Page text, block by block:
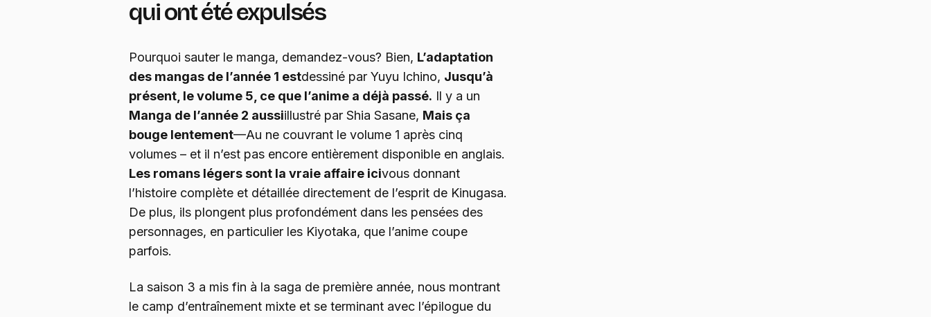
qui ont été expulsés
Pourquoi sauter le manga, demandez-vous? Bien, L’adaptation
des mangas de l’année 1 estdessiné par Yuyu Ichino, Jusqu’à
présent, le volume 5, ce que l’anime a déjà passé. Il y a un
Manga de l’année 2 aussiillustré par Shia Sasane, Mais ça
bouge lentement—Au ne couvrant le volume 1 après cinq
volumes – et il n’est pas encore entièrement disponible en anglais.
Les romans légers sont la vraie affaire icivous donnant
l’histoire complète et détaillée directement de l’esprit de Kinugasa.
De plus, ils plongent plus profondément dans les pensées des
personnages, en particulier les Kiyotaka, que l’anime coupe
parfois.
La saison 3 a mis fin à la saga de première année, nous montrant
le camp d’entraînement mixte et se terminant avec l’épilogue du